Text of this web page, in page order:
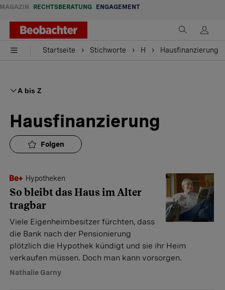
MAGAZIN RECHTSBERATUNG ENGAGEMENT
Startseite Stichworte H Hausfinanzierung
A bis Z
Hausfinanzierung
Folgen
Hypotheken
So bleibt das Haus im Alter
tragbar
Viele Eigenheimbesitzer fürchten, dass
die Bank nach der Pensionierung
plötzlich die Hypothek kündigt und sie ihr Heim
verkaufen müssen. Doch man kann vorsorgen.
Nathalie Garny